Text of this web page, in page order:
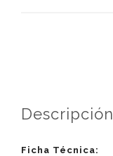
Descripción
Ficha Técnica: